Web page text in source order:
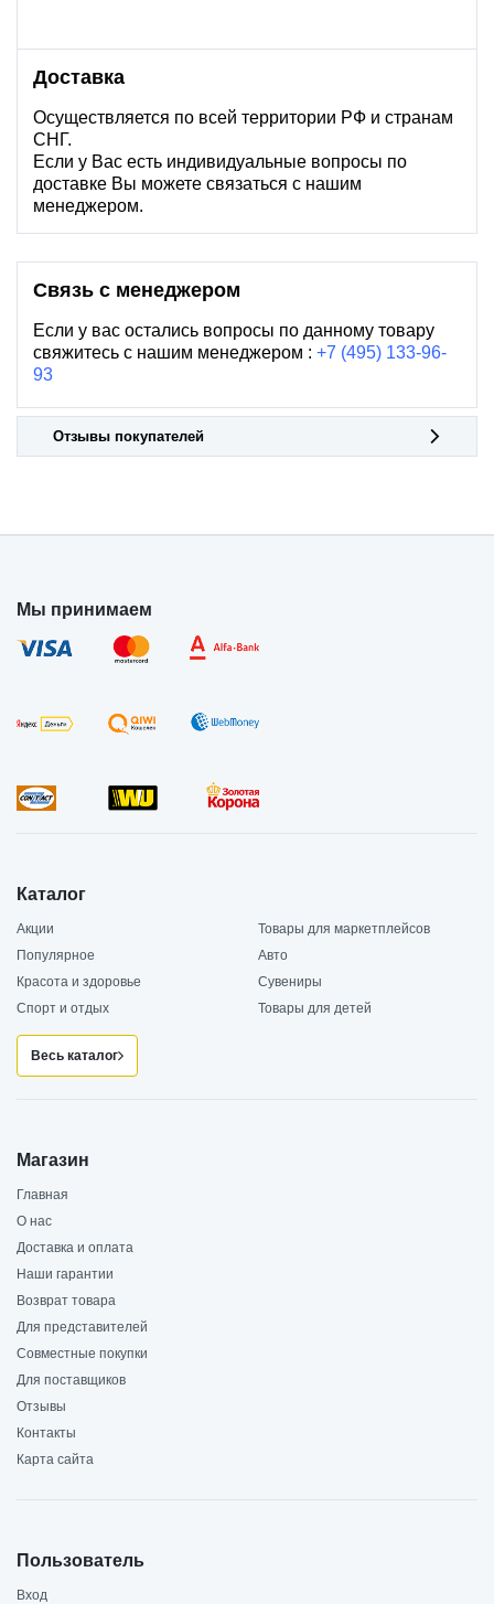
Доставка
Осуществляется по всей территории РФ и странам
СНГ.
Если у Вас есть индивидуальные вопросы по
доставке Вы можете связаться с нашим
менеджером.
Связь с менеджером
Если у вас остались вопросы по данному товару
свяжитесь с нашим менеджером : +7 (495) 133-96-
93
Отзывы покупателей
Мы принимаем
Каталог
Акции
Товары для маркетплейсов
Популярное
Авто
Красота и здоровье
Сувениры
Спорт и отдых
Товары для детей
Весь каталог
Магазин
Главная
О нас
Доставка и оплата
Наши гарантии
Возврат товара
Для представителей
Совместные покупки
Для поставщиков
Отзывы
Контакты
Карта сайта
Пользователь
Вход